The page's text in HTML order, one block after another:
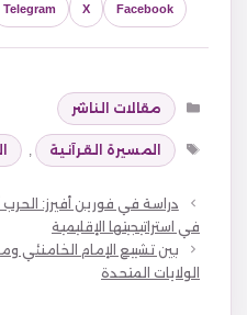
Facebook
X
Telegram
التصنيفات
مقالات الناشر
الوسوم
المسيرة القرآنية ,
دراسة في فورين أفيرز:
في استراتيجيتها الإقليمية
الولايات المتحدة